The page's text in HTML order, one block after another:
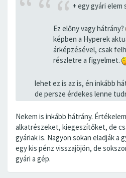
+ egy gyári elem
Ez előny vagy hátrány?
képben a Hyperek
árképzésével, csak
részletre a figyelmet.
lehet ez is az is, én inkább
de persze érdekes lenne
Nekem is inkább hátrány.
alkatrészeket, kiegeszítőket, de
gyáriak is. Nagyon sokan eladják a
egy kis pénz visszajöjön, de
gyári a gép.